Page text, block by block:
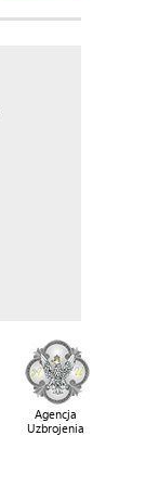
Agencja
Uzbrojenia